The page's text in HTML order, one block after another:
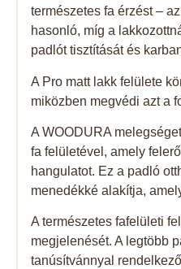
természetes fa érzést –
hasonló, míg a
padlót tisztítását és
A Pro matt lakk felülete
miközben megvédi azt a
A WOODURA
fa felületével, amely
hangulatot. Ez a padló
menedékké alakítja,
A természetes fafelületi
megjelenését. A legtöbb
tanúsítvánnyal